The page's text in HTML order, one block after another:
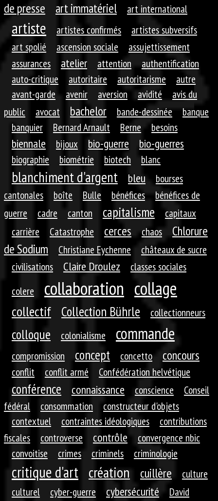
de presse art immatériel art international
artiste artistes confirmés
artistes subversifs
art spolié
ascension sociale
assujettissement
assurances
atelier attention
authentification
auto-critique
autoritaire autoritarisme
autre
avant-garde
avenir aversion avidité
avis du
public
avocat bachelor bande-dessinée
banque
banquier
Bernard Arnault Berne besoins
biennale bijoux bio-guerre bio-guerres
biographie biométrie biotech blanc
blanchiment d'argent bleu
bourses
cantonales
boîte Bulle bénéfices
bénéfices de
guerre
cadre canton capitalisme
capitaux
carrière
Catastrophe cerces chaos
Chlorure
de Sodium
Christiane Eychenne
châteaux de sucre
civilisations
Claire Droulez
classes sociales
colere
collaboration collage
collectif Collection Bührle collectionneurs
colloque colonialisme commande
compromission concept concetto concours
conflit conflit armé Confédération helvétique
conférence connaissance conscience
Conseil
fédéral
consommation
constructeur d'objets
contextuel
contraintes idéologiques
contributions
fiscales
controverse contrôle
convergence nbic
convoitise
crimes criminels criminologie
critique d'art création cuillère
culture
culturel
cyber-guerre cybersécurité
David